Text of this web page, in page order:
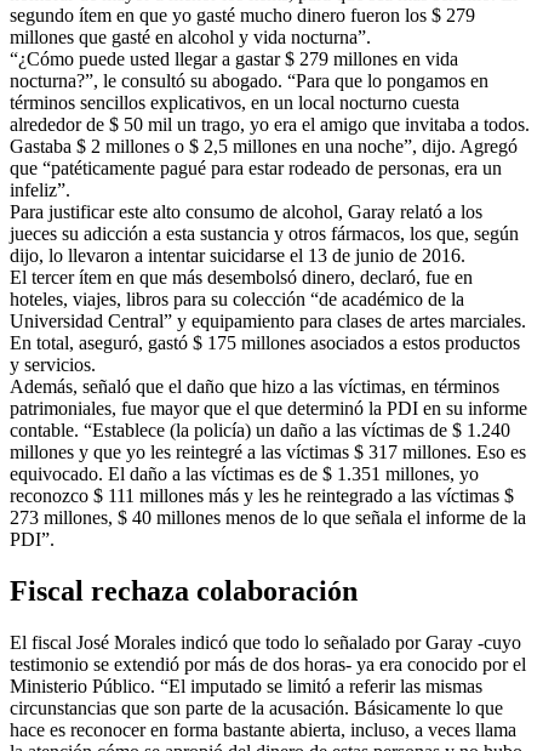
segundo ítem en que yo gasté mucho dinero fueron los $ 279
millones que gasté en alcohol y vida nocturna”.
“¿Cómo puede usted llegar a gastar $ 279 millones en vida
nocturna?”, le consultó su abogado. “Para que lo pongamos en
términos sencillos explicativos, en un local nocturno cuesta
alrededor de $ 50 mil un trago, yo era el amigo que invitaba a todos.
Gastaba $ 2 millones o $ 2,5 millones en una noche”, dijo. Agregó
que “patéticamente pagué para estar rodeado de personas, era un
infeliz”.
Para justificar este alto consumo de alcohol, Garay relató a los
jueces su adicción a esta sustancia y otros fármacos, los que, según
dijo, lo llevaron a intentar suicidarse el 13 de junio de 2016.
El tercer ítem en que más desembolsó dinero, declaró, fue en
hoteles, viajes, libros para su colección “de académico de la
Universidad Central” y equipamiento para clases de artes marciales.
En total, aseguró, gastó $ 175 millones asociados a estos productos
y servicios.
Además, señaló que el daño que hizo a las víctimas, en términos
patrimoniales, fue mayor que el que determinó la PDI en su informe
contable. “Establece (la policía) un daño a las víctimas de $ 1.240
millones y que yo les reintegré a las víctimas $ 317 millones. Eso es
equivocado. El daño a las víctimas es de $ 1.351 millones, yo
reconozco $ 111 millones más y les he reintegrado a las víctimas $
273 millones, $ 40 millones menos de lo que señala el informe de la
PDI”.
Fiscal rechaza colaboración
El fiscal José Morales indicó que todo lo señalado por Garay -cuyo
testimonio se extendió por más de dos horas- ya era conocido por el
Ministerio Público. “El imputado se limitó a referir las mismas
circunstancias que son parte de la acusación. Básicamente lo que
hace es reconocer en forma bastante abierta, incluso, a veces llama